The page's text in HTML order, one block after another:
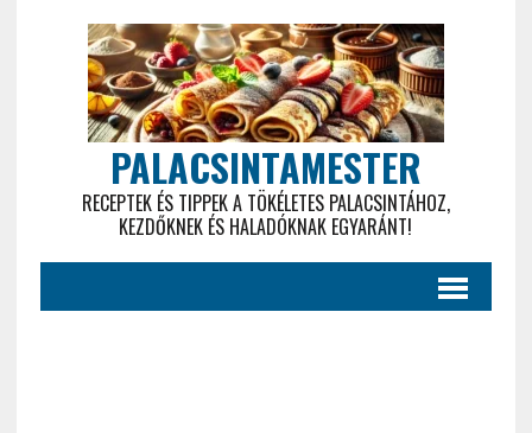
PALACSINTAMESTER
RECEPTEK ÉS TIPPEK A TÖKÉLETES PALACSINTÁHOZ,
KEZDŐKNEK ÉS HALADÓKNAK EGYARÁNT!